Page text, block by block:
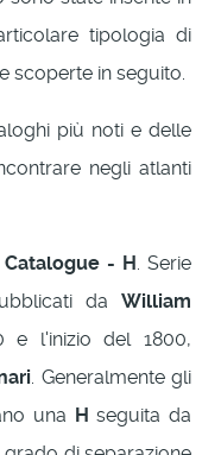
tipologia di
scoperte in seguito.
più noti e delle
negli atlanti
- H . Serie
da William
e l'inizio del 1800,
. Generalmente gli
una H seguita da